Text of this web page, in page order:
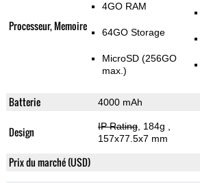
Processeur, Memoire
4GO RAM
64GO Storage
MicroSD (256GO
max.)
Batterie 4000 mAh
Design IP Rating, 184g
157x77.5x7 mm
Prix du marché (USD)